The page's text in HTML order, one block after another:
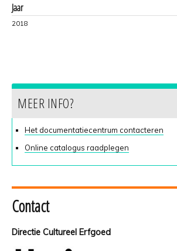
Jaar
2018
MEER INFO?
Het documentatiecentrum contacteren
Online catalogus raadplegen
Contact
Directie Cultureel Erfgoed